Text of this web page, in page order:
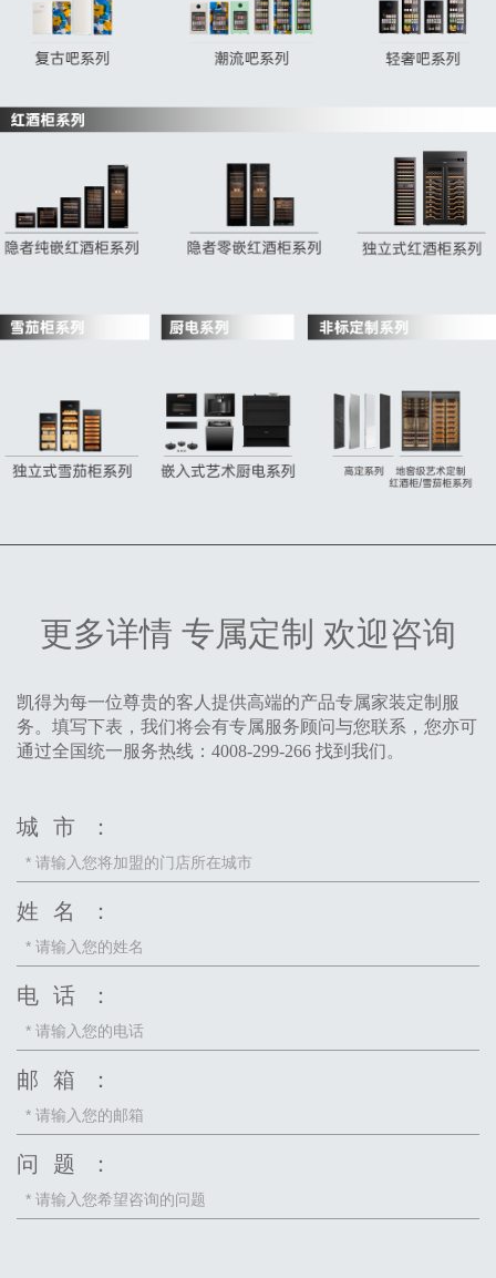
更多详情 专属定制 欢迎咨询
凯得为每一位尊贵的客人提供高端的产品专属家装定制服
务。填写下表，我们将会有专属服务顾问与您联系，您亦可
通过全国统一服务热线：4008-299-266 找到我们。
城 市 ：
姓 名 ：
电 话 ：
邮 箱 ：
问 题 ：